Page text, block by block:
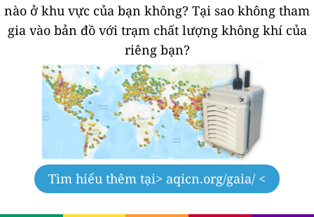
nào ở khu vực của bạn không? Tại sao không tham
gia vào bản đồ với trạm chất lượng không khí của
riêng bạn?
Tìm hiểu thêm tại> aqicn.org/gaia/ <